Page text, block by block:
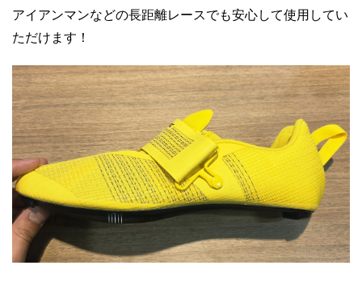
アイアンマンなどの長距離レースでも安心して使用してい
ただけます！